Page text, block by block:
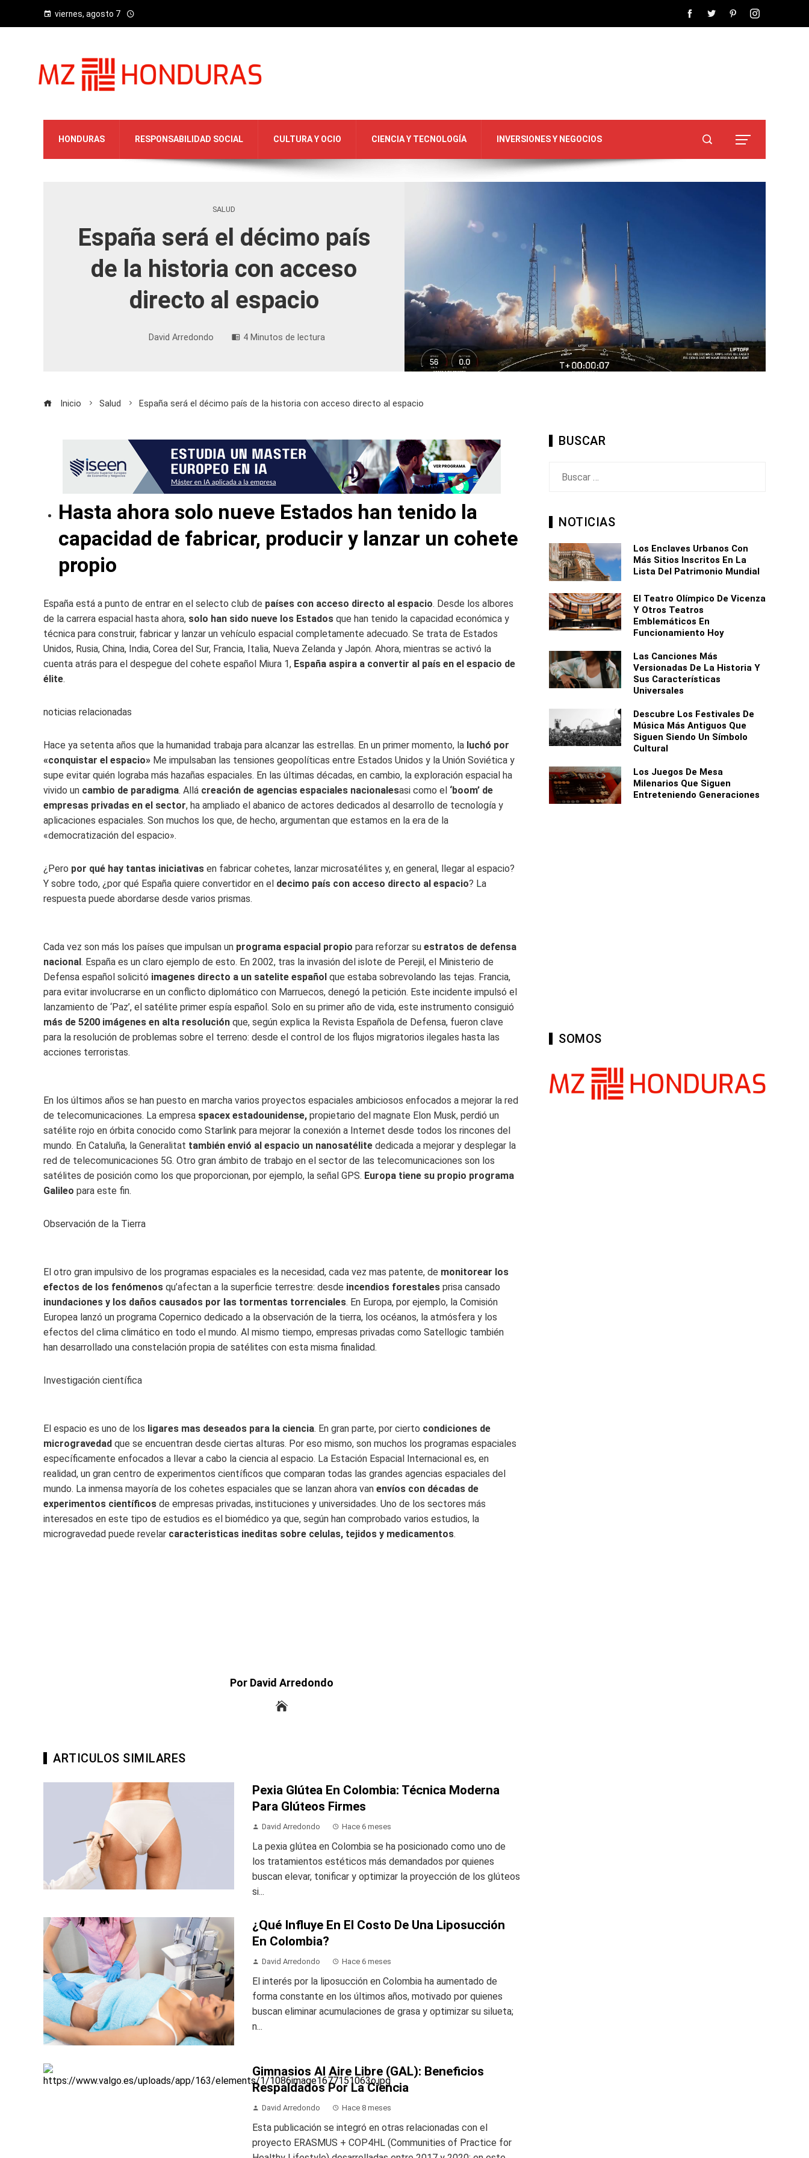
viernes, agosto 7
HONDURAS RESPONSABILIDAD SOCIAL CULTURA Y OCIO CIENCIA Y TECNOLOGÍA INVERSIONES Y NEGOCIOS
SALUD
España será el décimo país
de la historia con acceso
directo al espacio
David Arredondo 4 Minutos de lectura
Inicio Salud España será el décimo país de la historia con acceso directo al espacio
Hasta ahora solo nueve Estados han tenido la
capacidad de fabricar, producir y lanzar un cohete
propio
España está a punto de entrar en el selecto club de países con acceso directo al espacio. Desde los albores
de la carrera espacial hasta ahora, solo han sido nueve los Estados que han tenido la capacidad económica y
técnica para construir, fabricar y lanzar un vehículo espacial completamente adecuado. Se trata de Estados
Unidos, Rusia, China, India, Corea del Sur, Francia, Italia, Nueva Zelanda y Japón. Ahora, mientras se activó la
cuenta atrás para el despegue del cohete español Miura 1, España aspira a convertir al país en el espacio de
élite.
noticias relacionadas
Hace ya setenta años que la humanidad trabaja para alcanzar las estrellas. En un primer momento, la luchó por
«conquistar el espacio» Me impulsaban las tensiones geopolíticas entre Estados Unidos y la Unión Soviética y
supe evitar quién lograba más hazañas espaciales. En las últimas décadas, en cambio, la exploración espacial ha
vivido un cambio de paradigma. Allá creación de agencias espaciales nacionalesasi como el ‘boom’ de
empresas privadas en el sector, ha ampliado el abanico de actores dedicados al desarrollo de tecnología y
aplicaciones espaciales. Son muchos los que, de hecho, argumentan que estamos en la era de la
«democratización del espacio».
¿Pero por qué hay tantas iniciativas en fabricar cohetes, lanzar microsatélites y, en general, llegar al espacio?
Y sobre todo, ¿por qué España quiere convertidor en el decimo país con acceso directo al espacio? La
respuesta puede abordarse desde varios prismas.
Cada vez son más los países que impulsan un programa espacial propio para reforzar su estratos de defensa
nacional. España es un claro ejemplo de esto. En 2002, tras la invasión del islote de Perejil, el Ministerio de
Defensa español solicitó imagenes directo a un satelite español que estaba sobrevolando las tejas. Francia,
para evitar involucrarse en un conflicto diplomático con Marruecos, denegó la petición. Este incidente impulsó el
lanzamiento de ‘Paz’, el satélite primer espía español. Solo en su primer año de vida, este instrumento consiguió
más de 5200 imágenes en alta resolución que, según explica la Revista Española de Defensa, fueron clave
para la resolución de problemas sobre el terreno: desde el control de los flujos migratorios ilegales hasta las
acciones terroristas.
En los últimos años se han puesto en marcha varios proyectos espaciales ambiciosos enfocados a mejorar la red
de telecomunicaciones. La empresa spacex estadounidense, propietario del magnate Elon Musk, perdió un
satélite rojo en órbita conocido como Starlink para mejorar la conexión a Internet desde todos los rincones del
mundo. En Cataluña, la Generalitat también envió al espacio un nanosatélite dedicada a mejorar y desplegar la
red de telecomunicaciones 5G. Otro gran ámbito de trabajo en el sector de las telecomunicaciones son los
satélites de posición como los que proporcionan, por ejemplo, la señal GPS. Europa tiene su propio programa
Galileo para este fin.
Observación de la Tierra
El otro gran impulsivo de los programas espaciales es la necesidad, cada vez mas patente, de monitorear los
efectos de los fenómenos qu’afectan a la superficie terrestre: desde incendios forestales prisa cansado
inundaciones y los daños causados ​​por las tormentas torrenciales. En Europa, por ejemplo, la Comisión
Europea lanzó un programa Copernico dedicado a la observación de la tierra, los océanos, la atmósfera y los
efectos del clima climático en todo el mundo. Al mismo tiempo, empresas privadas como Satellogic también
han desarrollado una constelación propia de satélites con esta misma finalidad.
Investigación científica
El espacio es uno de los ligares mas deseados para la ciencia. En gran parte, por cierto condiciones de
microgravedad que se encuentran desde ciertas alturas. Por eso mismo, son muchos los programas espaciales
específicamente enfocados a llevar a cabo la ciencia al espacio. La Estación Espacial Internacional es, en
realidad, un gran centro de experimentos científicos que comparan todas las grandes agencias espaciales del
mundo. La inmensa mayoría de los cohetes espaciales que se lanzan ahora van envíos con décadas de
experimentos científicos de empresas privadas, instituciones y universidades. Uno de los sectores más
interesados ​​​​​​en este tipo de estudios es el biomédico ya que, según han comprobado varios estudios, la
microgravedad puede revelar caracteristicas ineditas sobre celulas, tejidos y medicamentos.
Por David Arredondo
ARTICULOS SIMILARES
Pexia Glútea En Colombia: Técnica Moderna
Para Glúteos Firmes
David Arredondo Hace 6 meses
La pexia glútea en Colombia se ha posicionado como uno de
los tratamientos estéticos más demandados por quienes
buscan elevar, tonificar y optimizar la proyección de los glúteos
si...
¿Qué Influye En El Costo De Una Liposucción
En Colombia?
David Arredondo Hace 6 meses
El interés por la liposucción en Colombia ha aumentado de
forma constante en los últimos años, motivado por quienes
buscan eliminar acumulaciones de grasa y optimizar su silueta;
n...
Gimnasios Al Aire Libre (GAL): Beneficios
Respaldados Por La Ciencia
David Arredondo Hace 8 meses
Esta publicación se integró en otras relacionadas con el
proyecto ERASMUS + COP4HL (Communities of Practice for
BUSCAR
NOTICIAS
Los Enclaves Urbanos Con
Más Sitios Inscritos En La
Lista Del Patrimonio Mundial
El Teatro Olímpico De Vicenza
Y Otros Teatros
Emblemáticos En
Funcionamiento Hoy
Las Canciones Más
Versionadas De La Historia Y
Sus Características
Universales
Descubre Los Festivales De
Música Más Antiguos Que
Siguen Siendo Un Símbolo
Cultural
Los Juegos De Mesa
Milenarios Que Siguen
Entreteniendo Generaciones
SOMOS